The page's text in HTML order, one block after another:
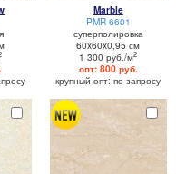
Marble
PMR 6601
суперполировка
60x60x0,95 см
1 300 руб./м2
опт: 800 руб.
крупный опт: по запросу